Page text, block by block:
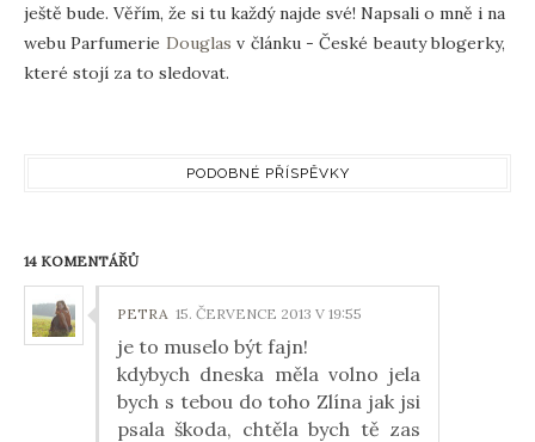
ještě bude. Věřím, že si tu každý najde své! Napsali o mně i na
webu Parfumerie Douglas v článku - České beauty blogerky,
které stojí za to sledovat.
PODOBNÉ PŘÍSPĚVKY
14 KOMENTÁŘŮ
PETRA 15. ČERVENCE 2013 V 19:55
je to muselo být fajn!
kdybych dneska měla volno jela
bych s tebou do toho Zlína jak jsi
psala škoda, chtěla bych tě zas